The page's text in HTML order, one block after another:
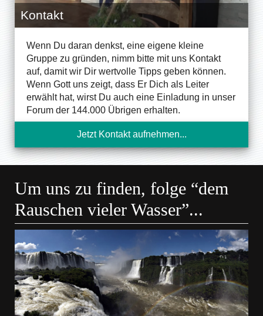
Kontakt
Wenn Du daran denkst, eine eigene kleine
Gruppe zu gründen, nimm bitte mit uns Kontakt
auf, damit wir Dir wertvolle Tipps geben können.
Wenn Gott uns zeigt, dass Er Dich als Leiter
erwählt hat, wirst Du auch eine Einladung in unser
Forum der 144.000 Übrigen erhalten.
Jetzt Kontakt aufnehmen...
Um uns zu finden, folge “dem
Rauschen vieler Wasser”...